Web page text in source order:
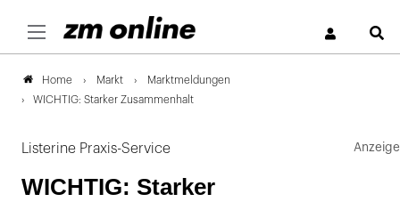
Home Markt
Marktmeldungen
WICHTIG: Starker Zusammenhalt
Listerine Praxis-Service
WICHTIG: Starker